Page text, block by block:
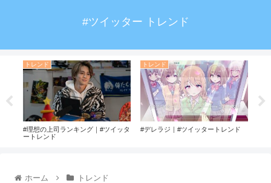
#ツイッター トレンド
トレンド
#理想の上司ランキング｜#ツイッタ
ートレンド
トレンド
#デレラジ｜#ツイッタートレンド
ホーム トレンド